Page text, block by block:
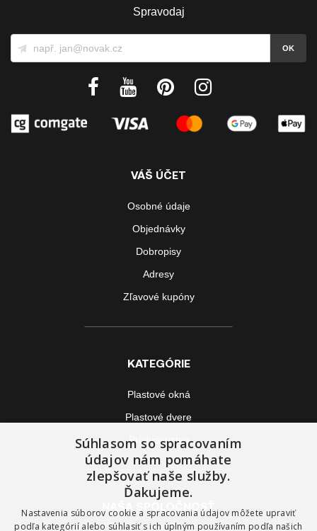
Spravodaj
VÁŠ ÚČET
Osobné údaje
Objednávky
Dobropisy
Adresy
Zľavové kupóny
KATEGÓRIE
Plastové okná
Plastové dvere
Príslušenstvo
Súhlasom so spracovaním
údajov nám pomáhate
zlepšovať naše služby.
Ďakujeme.
Nastavenia súborov cookie a spracovania údajov môžete upraviť
podľa kategórií alebo súhlasiť s ich úplným používaním podľa našich